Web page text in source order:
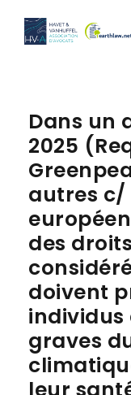
Dans un
2025
autres c/
des
doivent
individus
graves